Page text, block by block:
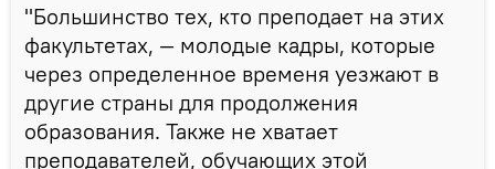
"Большинство тех, кто преподает на этих
факультетах, — молодые кадры, которые
через определенное временя уезжают в
другие страны для продолжения
образования. Также не хватает
преподавателей, обучающих этой